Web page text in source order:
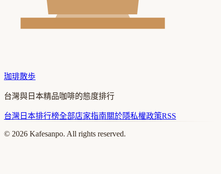
珈琲散歩
台灣與日本精品咖啡的態度排行
台灣 日本排行榜全部店家指南關於隱私權政策RSS
© 2026 Kafesanpo. All rights reserved.